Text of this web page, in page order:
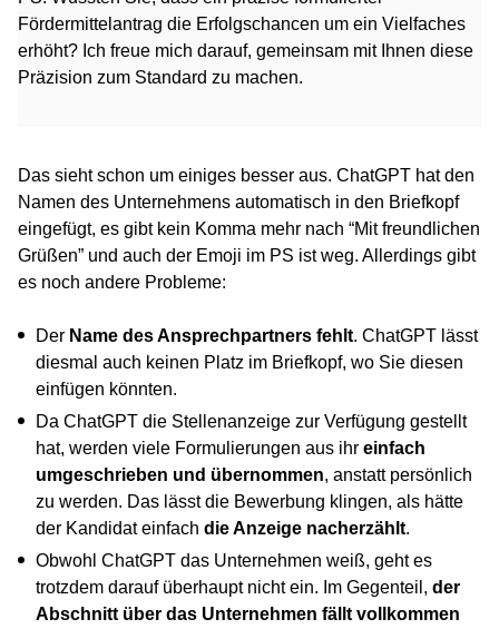
Fördermittelantrag die Erfolgschancen um ein Vielfaches
erhöht? Ich freue mich darauf, gemeinsam mit Ihnen diese
Präzision zum Standard zu machen.
Das sieht schon um einiges besser aus. ChatGPT hat den
Namen des Unternehmens automatisch in den Briefkopf
eingefügt, es gibt kein Komma mehr nach “Mit freundlichen
Grüßen” und auch der Emoji im PS ist weg. Allerdings gibt
es noch andere Probleme:
Der Name des Ansprechpartners fehlt. ChatGPT lässt
diesmal auch keinen Platz im Briefkopf, wo Sie diesen
einfügen könnten.
Da ChatGPT die Stellenanzeige zur Verfügung gestellt
hat, werden viele Formulierungen aus ihr einfach
umgeschrieben und übernommen, anstatt persönlich
zu werden. Das lässt die Bewerbung klingen, als hätte
der Kandidat einfach die Anzeige nacherzählt.
Obwohl ChatGPT das Unternehmen weiß, geht es
trotzdem darauf überhaupt nicht ein. Im Gegenteil, der
Abschnitt über das Unternehmen fällt vollkommen